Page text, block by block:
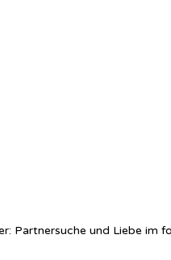
Partnersuche und Liebe im